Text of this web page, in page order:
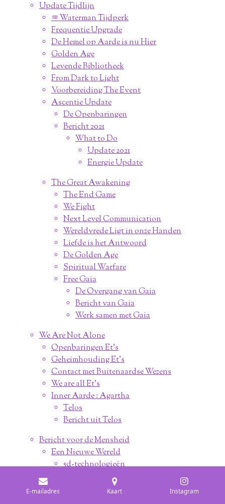
Update Tijdlijn
♒︎ Waterman Tijdperk
Frequentie Upgrade
De Hemel op Aarde is nu Hier
Golden Age
Levende Bibliotheek
From Dark to Light
Voorbereiding The Event
Ascentie Update
De Openbaringen
Bericht 2021
What to Do
Update 2021
Energie Update
The Great Awakening
The End Game
We Fight
Next Level Communication
Wereldvrede Ligt in onze Handen
Liefde is het Antwoord
De Golden Age
Spiritual Warfare
Free Gaia
De Overgang van Gaia
Bericht van Gaia
Werk samen met Gaia
We Are Not Alone
Openbaringen Et's
Geheimhouding Et's
Contact met Buitenaardse Wezens
We are all Et's
Inner Aarde : Agartha
Telos
Bericht uit Telos
Bericht voor de Mensheid
Een Nieuwe Wereld
5d-technologieën
Meer Technologieën
Het is Nu Tijd
E-mailadres Kaart Instagram